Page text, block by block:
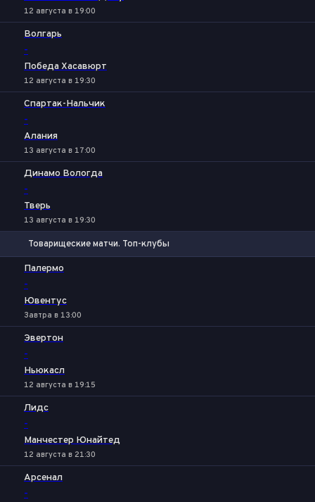
12 августа в 19:00
Волгарь
-
Победа Хасавюрт
12 августа в 19:30
Спартак-Нальчик
-
Алания
13 августа в 17:00
Динамо Вологда
-
Тверь
13 августа в 19:30
Товарищеские матчи. Топ-клубы
Палермо
-
Ювентус
Завтра в 13:00
Эвертон
-
Ньюкасл
12 августа в 19:15
Лидс
-
Манчестер Юнайтед
12 августа в 21:30
Арсенал
-